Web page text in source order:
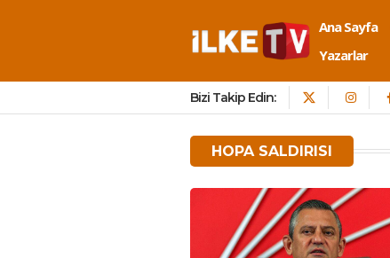
Ana Sayfa
Yazarlar
Bizi Takip Edin:
HOPA SALDIRISI